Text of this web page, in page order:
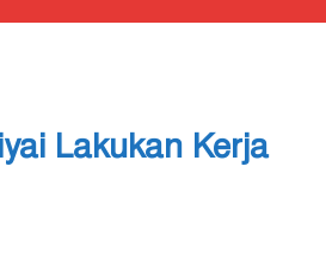
Lakukan Kerja